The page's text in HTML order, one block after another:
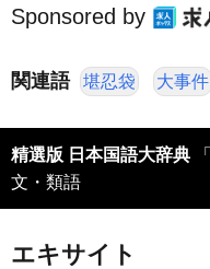
Sponsored by
関連語 堪忍袋 大事件
精選版 日本国語大辞典
文・類語
エキサイト